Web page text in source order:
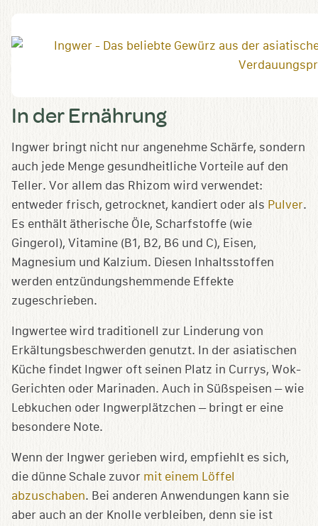
In der Ernährung
Ingwer bringt nicht nur angenehme Schärfe, sondern
auch jede Menge gesundheitliche Vorteile auf den
Teller. Vor allem das Rhizom wird verwendet:
entweder frisch, getrocknet, kandiert oder als Pulver.
Es enthält ätherische Öle, Scharfstoffe (wie
Gingerol), Vitamine (B1, B2, B6 und C), Eisen,
Magnesium und Kalzium. Diesen Inhaltsstoffen
werden entzündungshemmende Effekte
zugeschrieben.
Ingwertee wird traditionell zur Linderung von
Erkältungsbeschwerden genutzt. In der asiatischen
Küche findet Ingwer oft seinen Platz in Currys, Wok-
Gerichten oder Marinaden. Auch in Süßspeisen – wie
Lebkuchen oder Ingwerplätzchen – bringt er eine
besondere Note.
Wenn der Ingwer gerieben wird, empfiehlt es sich,
die dünne Schale zuvor mit einem Löffel
abzuschaben. Bei anderen Anwendungen kann sie
aber auch an der Knolle verbleiben, denn sie ist